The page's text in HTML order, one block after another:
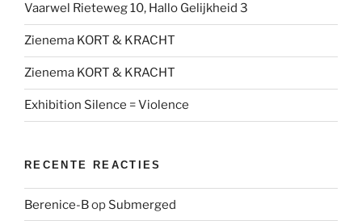
Vaarwel Rieteweg 10, Hallo Gelijkheid 3
Zienema KORT & KRACHT
Zienema KORT & KRACHT
Exhibition Silence = Violence
RECENTE REACTIES
Berenice-Bop Submerged